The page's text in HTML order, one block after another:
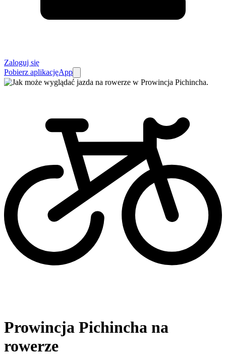
Zaloguj się
Pobierz aplikacjęApp
Prowincja Pichincha na
rowerze